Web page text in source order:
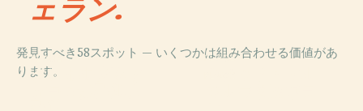
ェラン.
発見すべき58スポット — いくつかは組み合わせる価値があ
ります。
PLACE
クレルモン＝フ
PLACE
ノートルダム・
PLACE